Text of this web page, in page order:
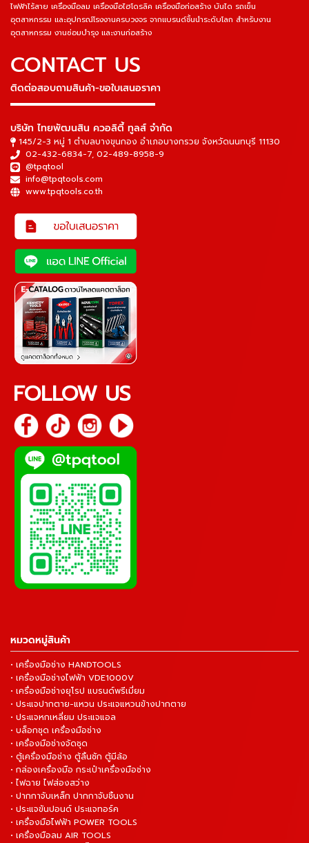
ไฟฟ้าไร้สาย เครื่องมือลม เครื่องมือไฮโดรลิค เครื่องมือก่อสร้าง บันได รถเข็น
อุตสาหกรรม และอุปกรณ์โรงงานครบวงจร จากแบรนด์ชั้นนำระดับโลก สำหรับงาน
อุตสาหกรรม งานซ่อมบำรุง และงานก่อสร้าง
CONTACT US
ติดต่อสอบถามสินค้า-ขอใบเสนอราคา
▬▬▬▬▬▬▬▬▬▬▬▬▬▬▬
บริษัท ไทยพัฒนสิน ควอลิตี้ ทูลส์ จำกัด
145/2-3 หมู่ 1 ตำบลบางขุนกอง อำเภอบางกรวย จังหวัดนนทบุรี 11130
02-432-6834-7, 02-489-8958-9
@tpqtool
info@tpqtools.com
www.tpqtools.co.th
FOLLOW US
หมวดหมู่สินค้า
• เครื่องมือช่าง HANDTOOLS
• เครื่องมือช่างไฟฟ้า VDE1000V
• เครื่องมือช่างยุโรป แบรนด์พรีเมี่ยม
• ประแจปากตาย-แหวน ประแจแหวนข้างปากตาย
• ประแจหกเหลี่ยม ประแจแอล
• บล็อกชุด เครื่องมือช่าง
• เครื่องมือช่างจัดชุด
• ตู้เครื่องมือช่าง ตู้ลิ้นชัก ตู้มีล้อ
• กล่องเครื่องมือ กระเป๋าเครื่องมือช่าง
• ไฟฉาย ไฟส่องสว่าง
• ปากกาจับเหล็ก ปากกาจับชิ้นงาน
• ประแจขันปอนด์ ประแจทอร์ค
• เครื่องมือไฟฟ้า POWER TOOLS
• เครื่องมือลม AIR TOOLS